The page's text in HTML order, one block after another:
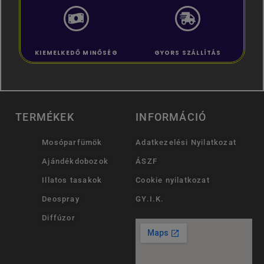
KIEMELKEDŐ MINŐSÉG GYORS SZÁLLÍTÁS
TERMÉKEK
Mosóparfümök
Ajándékdobozok
Illatos tasakok
Deospray
Diffúzor
INFORMÁCIÓ
Adatkezelési Nyilatkozat
ÁSZF
Cookie nyilatkozat
GY.I.K.